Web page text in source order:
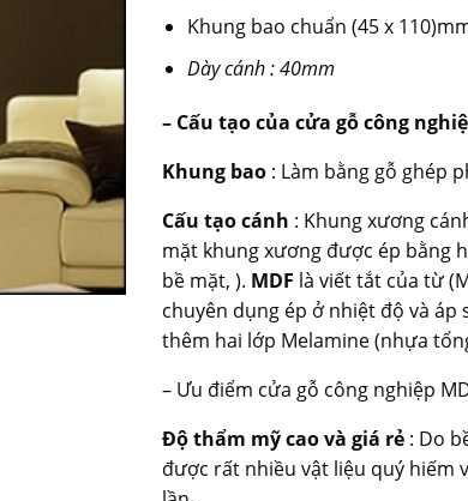
Khung bao chuẩn (45 x
Dày cánh : 40mm
– Cấu tạo của cửa gỗ công
Khung bao: Làm bằng gỗ ghép
Cấu tạo cánh : Khung xương
mặt khung xương được ép bằng
bề mặt, ). MDF là viết tắt của từ
chuyên dụng ép ở nhiệt độ và
thêm hai lớp Melamine (nhựa
– Ưu điểm cửa gỗ công nghiệp
Độ thẩm mỹ cao và giá rẻ: Do
được rất nhiều vật liệu quý hiếm